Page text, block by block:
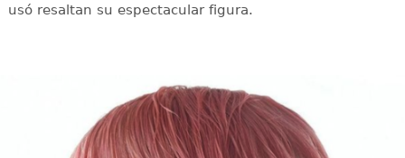
usó resaltan su espectacular figura.